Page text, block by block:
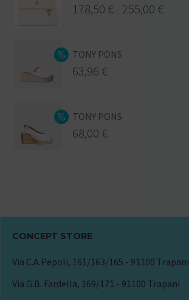
178,50 € 255,00 €
TONY PONS
63,96 €
TONY PONS
68,00 €
CONCEPT STORE
Via C.A.Pepoli, 161/163/165 - 91100 Trapani
Via G.B. Fardella, 169/171 - 91100 Trapani